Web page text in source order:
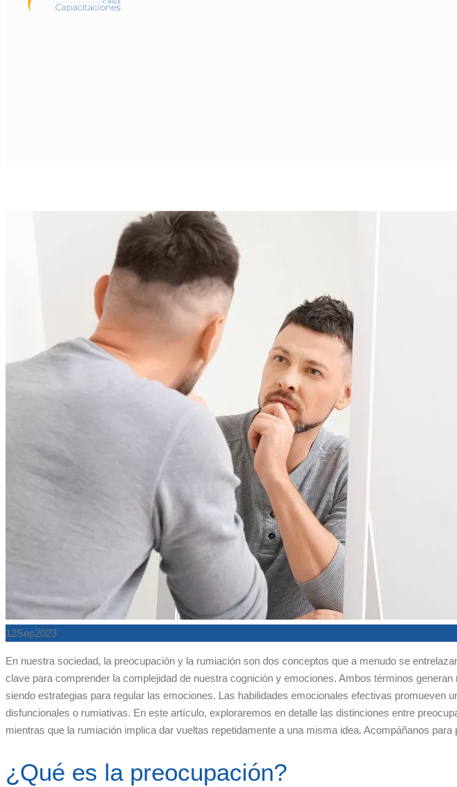
12Sep2023
En nuestra sociedad, la preocupación y la rumiación son dos conceptos que a menudo se
clave para comprender la complejidad de nuestra cognición y emociones. Ambos términos
siendo estrategias para regular las emociones. Las habilidades emocionales efectivas
disfuncionales o rumiativas. En este artículo, exploraremos en detalle las distinciones entre
mientras que la rumiación implica dar vueltas repetidamente a una misma idea. Acompáñanos
¿Qué es la preocupación?